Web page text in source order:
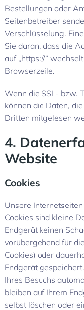
Bestellungen oder
Seitenbetreiber
Verschlüsselung.
Sie daran, dass die
auf „https://“
Browserzeile.
Wenn die SSL- bzw.
können die Daten,
Dritten mitgelesen
4.
Website
Cookies
Unsere Internetseiten
Cookies sind kleine
Endgerät keinen
vorübergehend für
Cookies) oder
Endgerät
Ihres Besuchs
bleiben auf Ihrem
selbst löschen oder